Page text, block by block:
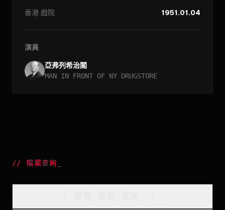
香港 戲院 1951.01.04
演員
亞弗列希治閣
MAN IN FRONT OF NY DRUGSTORE
//檔案查詢